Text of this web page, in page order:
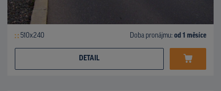
510x240 Doba pronájmu: od 1 měsíce
DETAIL